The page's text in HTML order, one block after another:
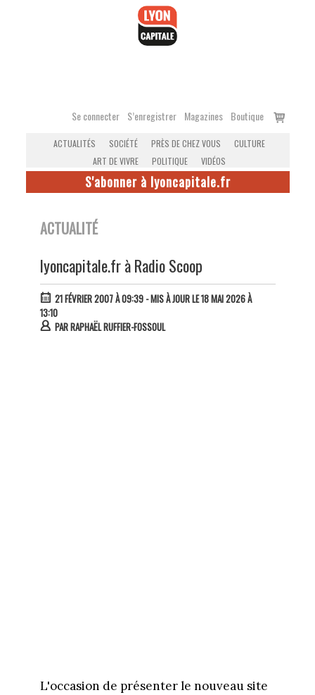
Se connecter S’enregistrer Magazines Boutique
Voir
ACTUALITÉS SOCIÉTÉ PRÈS DE CHEZ VOUS
CULTURE
ART DE VIVRE
POLITIQUE VIDÉOS
S'abonner à lyoncapitale.fr
ACTUALITÉ
lyoncapitale.fr à Radio Scoop
21 FÉVRIER 2007 À 09:39- MIS À JOUR LE 18 MAI 2026 À
13:10
PARRAPHAËL RUFFIER-FOSSOUL
L'occasion de présenter le nouveau site